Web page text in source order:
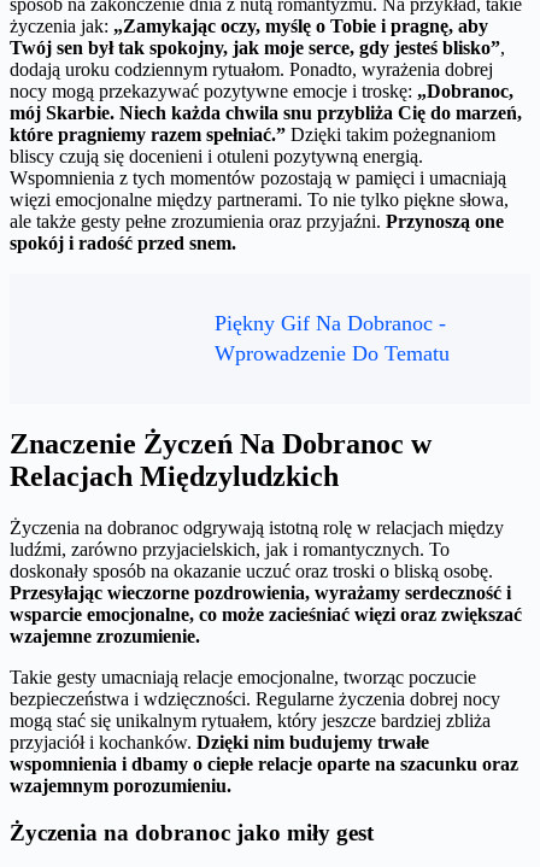
sposób na zakończenie dnia z nutą romantyzmu. Na przykład, takie
życzenia jak: „Zamykając oczy, myślę o Tobie i pragnę, aby
Twój sen był tak spokojny, jak moje serce, gdy jesteś blisko”,
dodają uroku codziennym rytuałom. Ponadto, wyrażenia dobrej
nocy mogą przekazywać pozytywne emocje i troskę: „Dobranoc,
mój Skarbie. Niech każda chwila snu przybliża Cię do marzeń,
które pragniemy razem spełniać.” Dzięki takim pożegnaniom
bliscy czują się docenieni i otuleni pozytywną energią.
Wspomnienia z tych momentów pozostają w pamięci i umacniają
więzi emocjonalne między partnerami. To nie tylko piękne słowa,
ale także gesty pełne zrozumienia oraz przyjaźni. Przynoszą one
spokój i radość przed snem.
Piękny Gif Na Dobranoc -
Wprowadzenie Do Tematu
Znaczenie Życzeń Na Dobranoc w
Relacjach Międzyludzkich
Życzenia na dobranoc odgrywają istotną rolę w relacjach między
ludźmi, zarówno przyjacielskich, jak i romantycznych. To
doskonały sposób na okazanie uczuć oraz troski o bliską osobę.
Przesyłając wieczorne pozdrowienia, wyrażamy serdeczność i
wsparcie emocjonalne, co może zacieśniać więzi oraz zwiększać
wzajemne zrozumienie.
Takie gesty umacniają relacje emocjonalne, tworząc poczucie
bezpieczeństwa i wdzięczności. Regularne życzenia dobrej nocy
mogą stać się unikalnym rytuałem, który jeszcze bardziej zbliża
przyjaciół i kochanków. Dzięki nim budujemy trwałe
wspomnienia i dbamy o ciepłe relacje oparte na szacunku oraz
wzajemnym porozumieniu.
Życzenia na dobranoc jako miły gest